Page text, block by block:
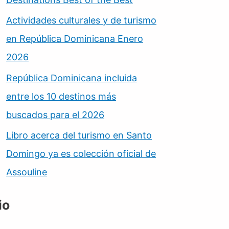
Actividades culturales y de turismo
en República Dominicana Enero
2026
República Dominicana incluida
entre los 10 destinos más
buscados para el 2026
Libro acerca del turismo en Santo
Domingo ya es colección oficial de
Assouline